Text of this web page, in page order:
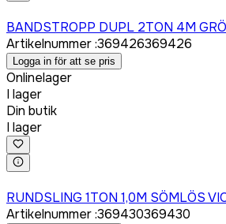
BANDSTROPP DUPL 2TON 4M
Artikelnummer:369426369426
Logga in för att se pris
Onlinelager
I lager
Din butik
I lager
RUNDSLING 1TON 1,0M SÖMLÖS
Artikelnummer:369430369430